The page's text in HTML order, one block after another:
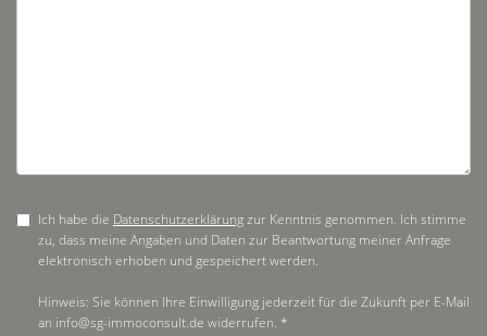
Ich habe die Datenschutzerklärungzur Kenntnis genommen. Ich stimme
zu, dass meine Angaben und Daten zur Beantwortung meiner Anfrage
elektronisch erhoben und gespeichert werden.
Hinweis: Sie können Ihre Einwilligung jederzeit für die Zukunft per E-Mail
an info@sg-immoconsult.de widerrufen. *